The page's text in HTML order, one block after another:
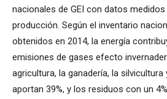
nacionales de GEI con datos
producción. Según el inventario
obtenidos en 2014, la energía
emisiones de gases efecto
agricultura, la ganadería, la
aportan 39%, y los residuos con un